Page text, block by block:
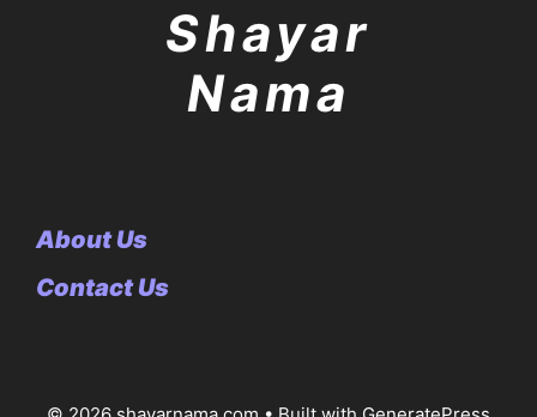
Shayar
Nama
About Us
Contact Us